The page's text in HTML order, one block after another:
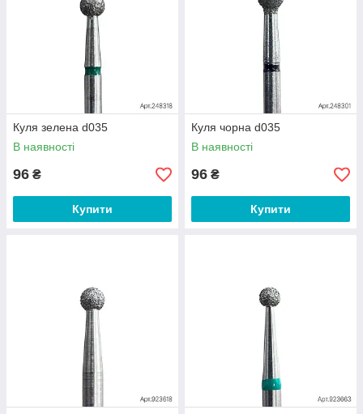
Куля зелена d035
В наявності
96 ₴
Купити
Куля чорна d035
В наявності
96 ₴
Купити